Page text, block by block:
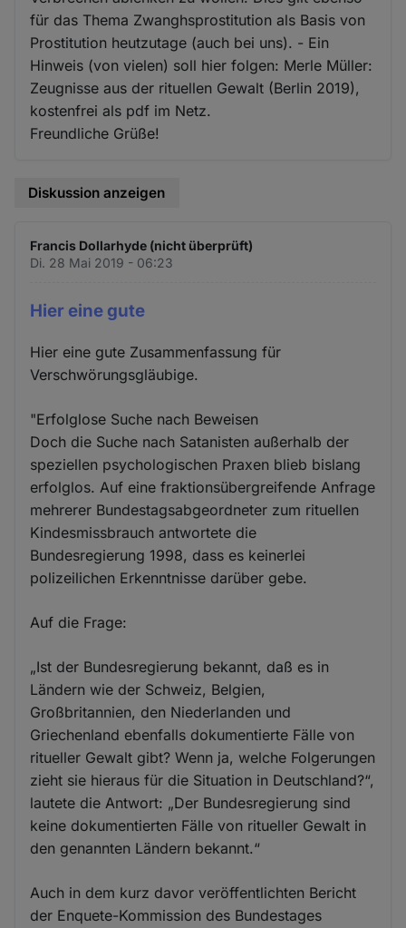
für das Thema Zwanghsprostitution als Basis von
Prostitution heutzutage (auch bei uns). - Ein
Hinweis (von vielen) soll hier folgen: Merle Müller:
Zeugnisse aus der rituellen Gewalt (Berlin 2019),
kostenfrei als pdf im Netz.
Freundliche Grüße!
Diskussion anzeigen
Francis Dollarhyde (nicht überprüft)
Di. 28 Mai 2019 - 06:23
Hier eine gute
Hier eine gute Zusammenfassung für
Verschwörungsgläubige.
"Erfolglose Suche nach Beweisen
Doch die Suche nach Satanisten außerhalb der
speziellen psychologischen Praxen blieb bislang
erfolglos. Auf eine fraktionsübergreifende Anfrage
mehrerer Bundestagsabgeordneter zum rituellen
Kindesmissbrauch antwortete die
Bundesregierung 1998, dass es keinerlei
polizeilichen Erkenntnisse darüber gebe.
Auf die Frage:
„Ist der Bundesregierung bekannt, daß es in
Ländern wie der Schweiz, Belgien,
Großbritannien, den Niederlanden und
Griechenland ebenfalls dokumentierte Fälle von
ritueller Gewalt gibt? Wenn ja, welche Folgerungen
zieht sie hieraus für die Situation in Deutschland?“,
lautete die Antwort: „Der Bundesregierung sind
keine dokumentierten Fälle von ritueller Gewalt in
den genannten Ländern bekannt.“
Auch in dem kurz davor veröffentlichten Bericht
der Enquete-Kommission des Bundestages